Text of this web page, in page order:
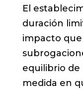
El
duración
impacto
equilibrio de
medida en